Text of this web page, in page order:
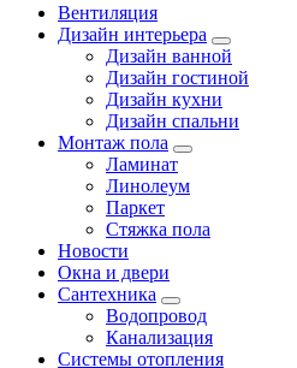
Вентиляция
Дизайн интерьера
Дизайн ванной
Дизайн гостиной
Дизайн кухни
Дизайн спальни
Монтаж пола
Ламинат
Линолеум
Паркет
Стяжка пола
Новости
Окна и двери
Сантехника
Водопровод
Канализация
Системы отопления